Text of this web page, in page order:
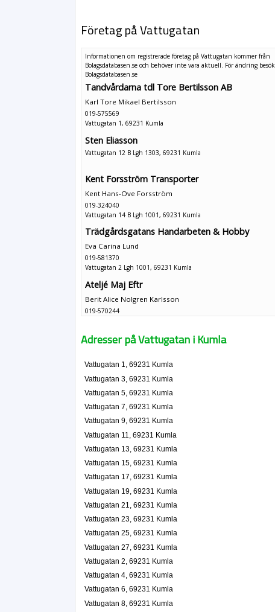
Företag på Vattugatan
Informationen om registrerade företag på Vattugatan kommer från
Bolagsdatabasen.se och behöver inte vara aktuell. För ändring besök
Bolagsdatabasen.se
Tandvårdarna tdl Tore Bertilsson AB
Karl Tore Mikael Bertilsson
019-575569
Vattugatan 1, 69231 Kumla
Sten Eliasson
Vattugatan 12 B Lgh 1303, 69231 Kumla
Kent Forsström Transporter
Kent Hans-Ove Forsström
019-324040
Vattugatan 14 B Lgh 1001, 69231 Kumla
Trädgårdsgatans Handarbeten & Hobby
Eva Carina Lund
019-581370
Vattugatan 2 Lgh 1001, 69231 Kumla
Ateljé Maj Eftr
Berit Alice Nolgren Karlsson
019-570244
Ingenjörsfirman LCON - Larson Construktion AB
019-570700
Pyramid Sport
Gert Lars-Göran Karlsson
019-582042
Vattugatan 4 Lgh 1002, 69231 Kumla
Örebro Frivilliga Samhällsarbetare
019-201283
Vattugatan 7 E, 69231 Kumla
Norrby Åkeri AB
Mats Stefan Törnqvist
070-6903292
Vattugatan 9 B, 69231 Kumla
Adresser på Vattugatan i Kumla
Vattugatan 1, 69231 Kumla
Vattugatan 3, 69231 Kumla
Vattugatan 5, 69231 Kumla
Vattugatan 7, 69231 Kumla
Vattugatan 9, 69231 Kumla
Vattugatan 11, 69231 Kumla
Vattugatan 13, 69231 Kumla
Vattugatan 15, 69231 Kumla
Vattugatan 17, 69231 Kumla
Vattugatan 19, 69231 Kumla
Vattugatan 21, 69231 Kumla
Vattugatan 23, 69231 Kumla
Vattugatan 25, 69231 Kumla
Vattugatan 27, 69231 Kumla
Vattugatan 2, 69231 Kumla
Vattugatan 4, 69231 Kumla
Vattugatan 6, 69231 Kumla
Vattugatan 8, 69231 Kumla